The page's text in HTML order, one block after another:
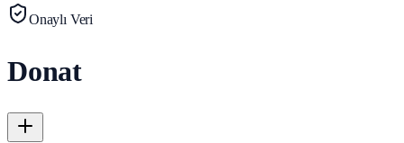
Onaylı Veri
Donat